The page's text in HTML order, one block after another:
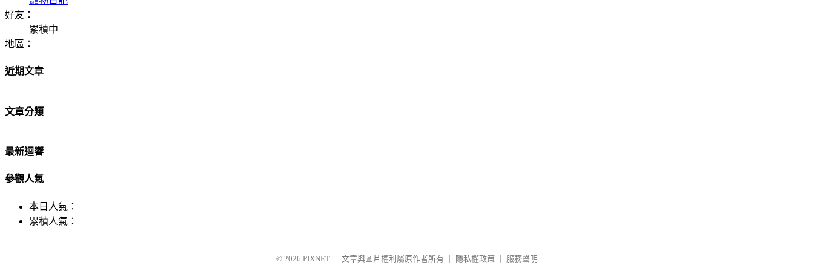
好友：
累積中
地區：
近期文章
文章分類
最新迴響
參觀人氣
本日人氣：
累積人氣：
© 2026 PIXNET 文章與圖片權利屬原作者所有 隱私權政策 服務聲明